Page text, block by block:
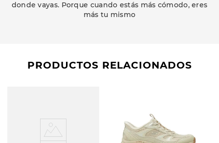
donde vayas. Porque cuando estás más cómodo, eres
más tu mismo
PRODUCTOS RELACIONADOS